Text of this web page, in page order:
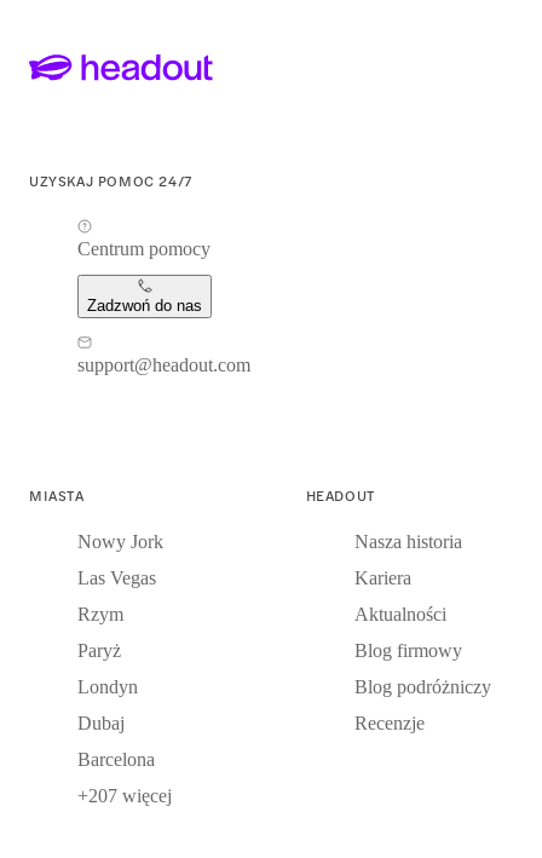
UZYSKAJ POMOC 24/7
Centrum pomocy
Zadzwoń do nas
support@headout.com
MIASTA
Nowy Jork
Las Vegas
Rzym
Paryż
Londyn
Dubaj
Barcelona
+207 więcej
HEADOUT
Nasza historia
Kariera
Aktualności
Blog firmowy
Blog podróżniczy
Recenzje